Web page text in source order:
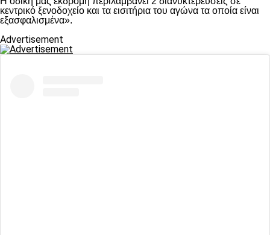
κεντρικό ξενοδοχείο και τα εισιτήρια του αγώνα τα οποία είναι
εξασφαλισμένα».
Advertisement